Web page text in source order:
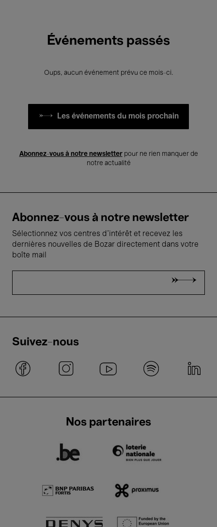
Événements passés
Oups, aucun événement prévu ce mois-ci.
Les événements du mois prochain
Abonnez-vous à notre newsletterpour ne rien manquer de
notre actualité
Abonnez-vous à notre newsletter
Sélectionnez vos centres d'intérêt et recevez les
dernières nouvelles de Bozar directement dans votre
boîte mail
Suivez-nous
Nos partenaires